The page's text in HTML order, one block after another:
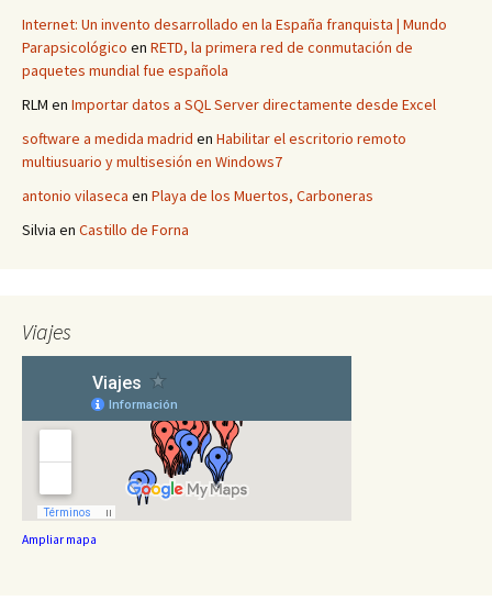
Internet: Un invento desarrollado en la España franquista | Mundo
Parapsicológico en RETD, la primera red de conmutación de
paquetes mundial fue española
RLM en Importar datos a SQL Server directamente desde Excel
software a medida madrid en Habilitar el escritorio remoto
multiusuario y multisesión en Windows7
antonio vilaseca en Playa de los Muertos, Carboneras
Silvia en Castillo de Forna
Viajes
Ampliar mapa